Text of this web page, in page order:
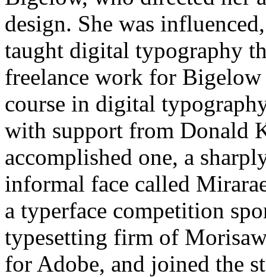
design. She was
taught digital typography
freelance work for Bigelow
course in digital
with support from Donald
accomplished one, a
informal face called
a typerface competition
typesetting firm of
for Adobe, and joined the